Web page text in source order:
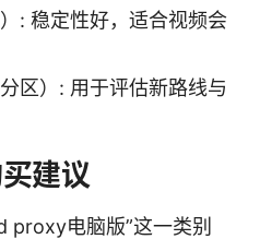
: 稳定性好，适合视频会
区）: 用于评估新路线与
建议
电脑版”这一类别